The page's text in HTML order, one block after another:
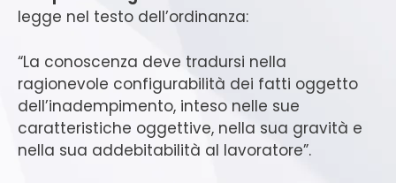
legge nel testo dell’ordinanza:
“La conoscenza deve tradursi nella
ragionevole configurabilità dei fatti oggetto
dell’inadempimento, inteso nelle sue
caratteristiche oggettive, nella sua gravità e
nella sua addebitabilità al lavoratore”.